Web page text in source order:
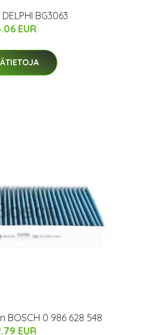
BG3063
EUR
BOSCH 0 986 628 548
EUR